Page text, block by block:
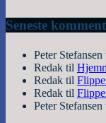
Seneste
Peter Stefansen
Redak til
Redak til
Redak til
Peter Stefansen